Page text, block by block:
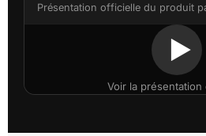
Présentation officielle du produit
Voir la présentation